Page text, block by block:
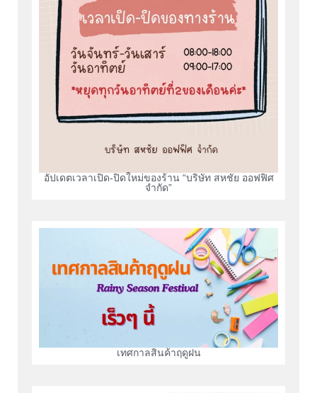
อัปเดตเวลาเปิด-ปิดใหม่ของร้าน “บริษัท สหชัย ออฟฟิศ
จำกัด”
เทศกาลสินค้าฤดูฝน